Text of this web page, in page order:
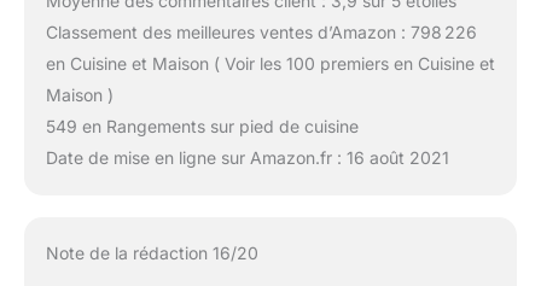
Classement des meilleures ventes d’Amazon : 798 226
en Cuisine et Maison ( Voir les 100 premiers en Cuisine et
Maison )
549 en Rangements sur pied de cuisine
Date de mise en ligne sur Amazon.fr : 16 août 2021
Note de la rédaction 16/20